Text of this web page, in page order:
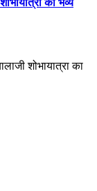
शोभायात्रा का